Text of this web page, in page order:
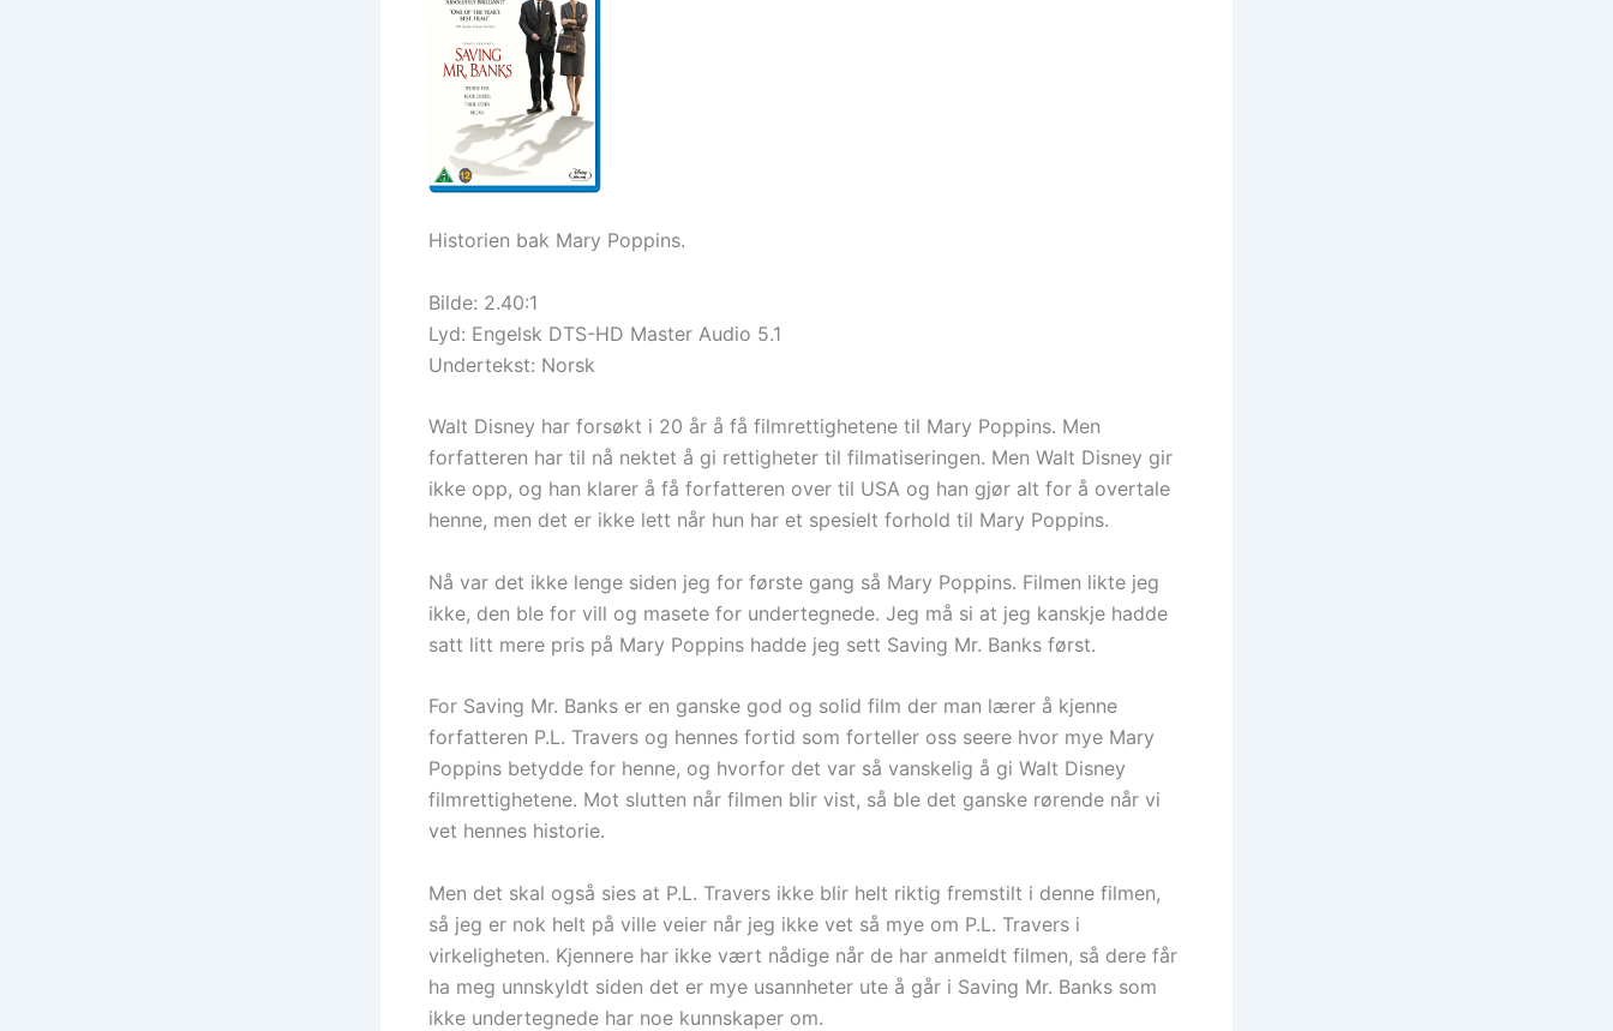
Historien bak Mary Poppins.
Bilde: 2.40:1
Lyd: Engelsk DTS-HD Master Audio 5.1
Undertekst: Norsk
Walt Disney har forsøkt i 20 år å få filmrettighetene til Mary Poppins. Men
forfatteren har til nå nektet å gi rettigheter til filmatiseringen. Men Walt Disney gir
ikke opp, og han klarer å få forfatteren over til USA og han gjør alt for å overtale
henne, men det er ikke lett når hun har et spesielt forhold til Mary Poppins.
Nå var det ikke lenge siden jeg for første gang så Mary Poppins. Filmen likte jeg
ikke, den ble for vill og masete for undertegnede. Jeg må si at jeg kanskje hadde
satt litt mere pris på Mary Poppins hadde jeg sett Saving Mr. Banks først.
For Saving Mr. Banks er en ganske god og solid film der man lærer å kjenne
forfatteren P.L. Travers og hennes fortid som forteller oss seere hvor mye Mary
Poppins betydde for henne, og hvorfor det var så vanskelig å gi Walt Disney
filmrettighetene. Mot slutten når filmen blir vist, så ble det ganske rørende når vi
vet hennes historie.
Men det skal også sies at P.L. Travers ikke blir helt riktig fremstilt i denne filmen,
så jeg er nok helt på ville veier når jeg ikke vet så mye om P.L. Travers i
virkeligheten. Kjennere har ikke vært nådige når de har anmeldt filmen, så dere får
ha meg unnskyldt siden det er mye usannheter ute å går i Saving Mr. Banks som
ikke undertegnede har noe kunnskaper om.